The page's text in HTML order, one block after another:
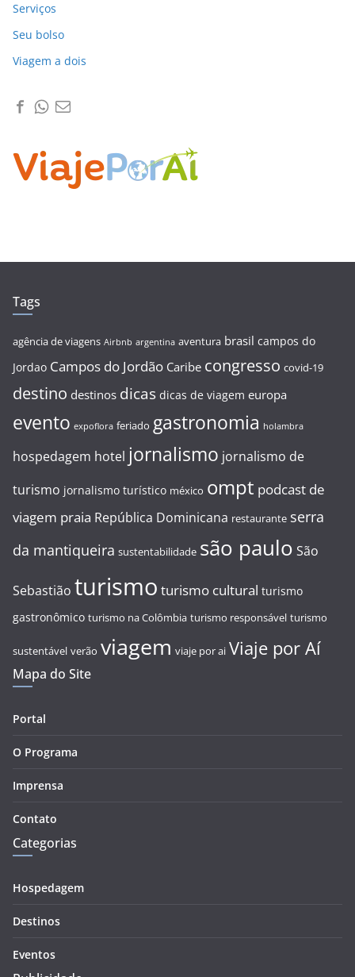
Serviços
Seu bolso
Viagem a dois
Tags
agência de viagens Airbnb argentina aventura brasil campos do
Jordao Campos do Jordão Caribe congresso covid-19
destino destinos dicas dicas de viagem europa
evento expoflora feriado gastronomia holambra
hospedagem hotel jornalismo jornalismo de
turismo jornalismo turístico méxico ompt podcast de
viagem praia República Dominicana restaurante serra
da mantiqueira sustentabilidade são paulo São
Sebastião turismo turismo cultural turismo
gastronômico turismo na Colômbia turismo responsável turismo
sustentável verão viagem viaje por ai Viaje por Aí
Mapa do Site
Portal
O Programa
Imprensa
Contato
Categorias
Hospedagem
Destinos
Eventos